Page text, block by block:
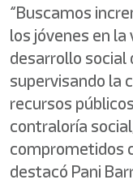
“Buscamos
los jóvenes en
desarrollo social
supervisando la
recursos
contraloría
comprometidos
destacó Pani